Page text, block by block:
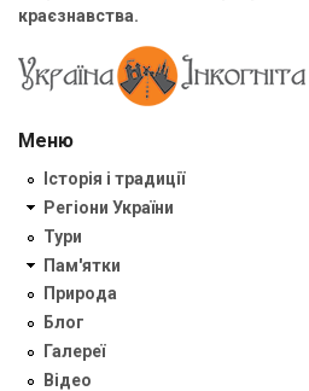
краєзнавства.
Меню
Історія і традиції
Регіони України
Тури
Пам'ятки
Природа
Блог
Галереї
Відео